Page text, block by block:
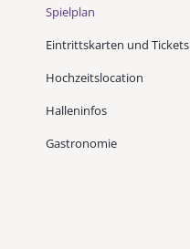
Spielplan
Eintrittskarten und Tickets
Hochzeitslocation
Halleninfos
Gastronomie